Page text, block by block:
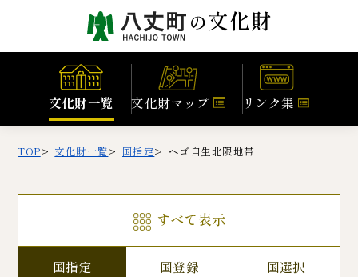
文化財一覧 文化財マップ リンク集
TOP 文化財一覧 国指定 ヘゴ自生北限地帯
すべて表示
国指定 国登録 国選択